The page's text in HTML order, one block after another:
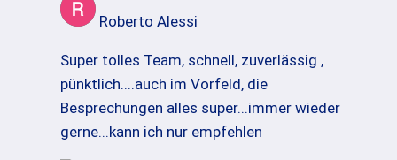
Roberto Alessi
Super tolles Team, schnell, zuverlässig ,
pünktlich....auch im Vorfeld, die
Besprechungen alles super...immer wieder
gerne...kann ich nur empfehlen